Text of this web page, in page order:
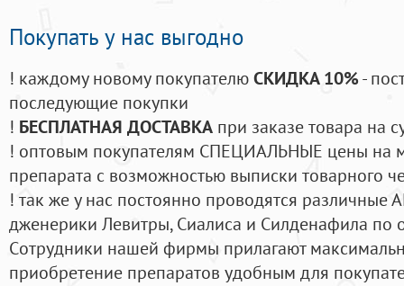
Покупать у нас выгодно
! каждому новому покупателюСКИДКА 10%-
последующие покупки
! БЕСПЛАТНАЯ ДОСТАВКА при заказе товара на
! оптовым покупателям СПЕЦИАЛЬНЫЕ цены на
препарата с возможностью выписки товарного
! так же у нас постоянно проводятся
дженерики Левитры, Сиалиса и Силденафила по
Cотрудники нашей фирмы прилагают
приобретение препаратов удобным для